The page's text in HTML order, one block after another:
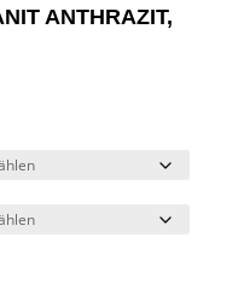
ANTHRAZIT,